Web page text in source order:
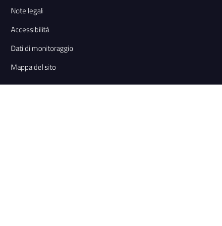
Note legali
Accessibilità
Dati di monitoraggio
Mappa del sito